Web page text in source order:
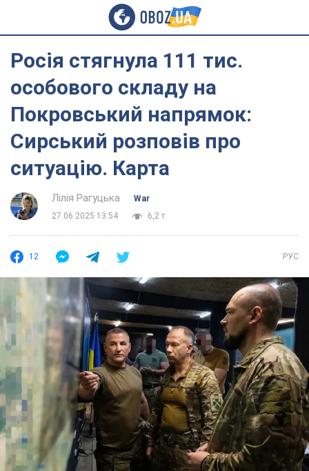
Росія стягнула 111 тис.
особового складу на
Покровський напрямок:
Сирський розповів про
ситуацію. Карта
Лілія Рагуцька
War
27.06.2025 13:54
6,2 т.
12 РУС